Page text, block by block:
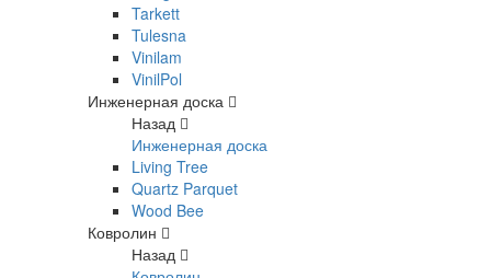
Tarkett
Tulesna
Vinilam
VinilPol
Инженерная доска
Назад
Инженерная доска
Living Tree
Quartz Parquet
Wood Bee
Ковролин
Назад